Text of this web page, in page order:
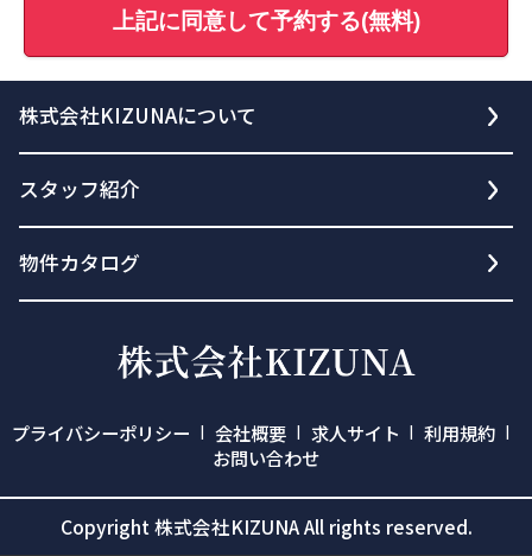
上記に同意して予約する(無料)
株式会社KIZUNAについて
スタッフ紹介
物件カタログ
プライバシーポリシー 会社概要 求人サイト
利用規約
お問い合わせ
Copyright 株式会社KIZUNA All rights reserved.